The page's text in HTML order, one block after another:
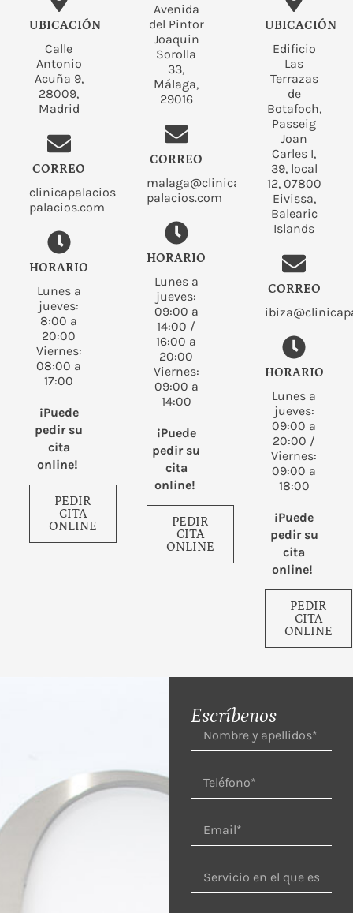
UBICACIÓN
Calle
Antonio
Acuña 9,
28009,
Madrid
CORREO
clinicapalacios@clinica
palacios.com
HORARIO
Lunes a
jueves:
8:00 a
20:00
Viernes:
08:00 a
17:00
¡Puede
pedir su
cita
online!
PEDIR
CITA
ONLINE
Avenida
del Pintor
Joaquin
Sorolla
33,
Málaga,
29016
CORREO
malaga@clinica
palacios.com
HORARIO
Lunes a
jueves:
09:00 a
14:00 /
16:00 a
20:00
Viernes:
09:00 a
14:00
¡Puede
pedir su
cita
online!
PEDIR
CITA
ONLINE
UBICACIÓN
Edificio
Las
Terrazas
de
Botafoch,
Passeig
Joan
Carles I,
39, local
12, 07800
Eivissa,
Balearic
Islands
CORREO
HORARIO
Lunes a
jueves:
09:00 a
20:00 /
Viernes:
09:00 a
18:00
¡Puede
pedir su
cita
online!
PEDIR
CITA
ONLINE
Escríbenos